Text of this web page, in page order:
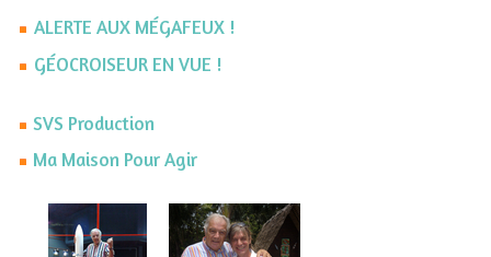
ALERTE AUX MÉGAFEUX !
GÉOCROISEUR EN VUE !
SVS Production
Ma Maison Pour Agir